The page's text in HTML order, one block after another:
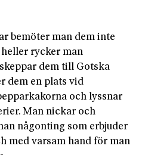
bemöter man dem inte
rycker man
dem till Gotska
dem en plats vid
och lyssnar
Man nickar och
någonting som erbjuder
med varsam hand för man